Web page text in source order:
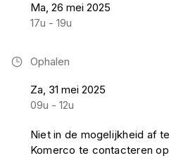
Ma, 26 mei 2025
17u - 19u
Ophalen
Za, 31 mei 2025
09u - 12u
Niet in de mogelijkheid af
Komerco te contacteren op